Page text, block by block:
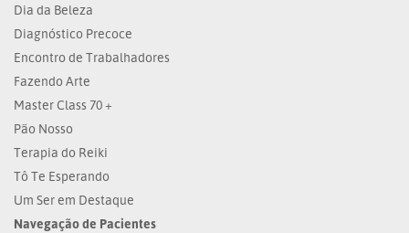
Dia da Beleza
Diagnóstico Precoce
Encontro de Trabalhadores
Fazendo Arte
Master Class 70 +
Pão Nosso
Terapia do Reiki
Tô Te Esperando
Um Ser em Destaque
Navegação de Pacientes